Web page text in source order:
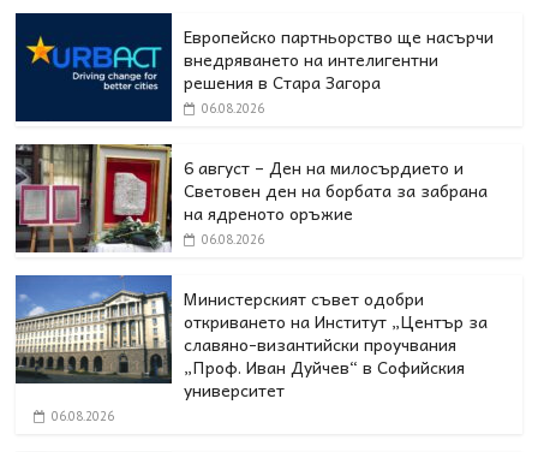
Европейско партньорство ще насърчи
внедряването на интелигентни
решения в Стара Загора
06.08.2026
6 август – Ден на милосърдието и
Световен ден на борбата за забрана
на ядреното оръжие
06.08.2026
Министерският съвет одобри
откриването на Институт „Център за
славяно-византийски проучвания
„Проф. Иван Дуйчев“ в Софийския
университет
06.08.2026